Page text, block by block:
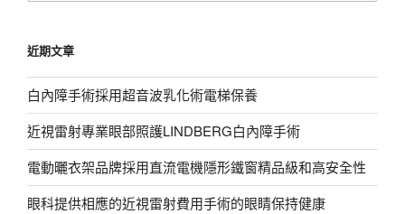
字:
近期文章
白內障手術採用超音波乳化術電梯保養
近視雷射專業眼部照護LINDBERG白內障手術
電動曬衣架品牌採用直流電機隱形鐵窗精品級和高安全性
眼科提供相應的近視雷射費用手術的眼睛保持健康